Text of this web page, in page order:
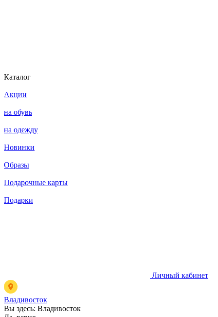
Каталог
Акции
на обувь
на одежду
Новинки
Образы
Подарочные карты
Подарки
Личный кабинет
Владивосток
Вы здесь: Владивосток